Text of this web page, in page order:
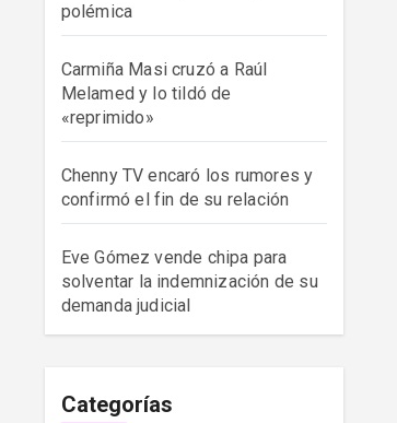
polémica
Carmiña Masi cruzó a Raúl
Melamed y lo tildó de
«reprimido»
Chenny TV encaró los rumores y
confirmó el fin de su relación
Eve Gómez vende chipa para
solventar la indemnización de su
demanda judicial
Categorías